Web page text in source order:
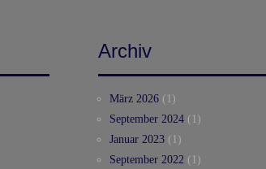
Archiv
März 2026 (1)
September 2024 (1)
Januar 2023 (1)
September 2022 (1)